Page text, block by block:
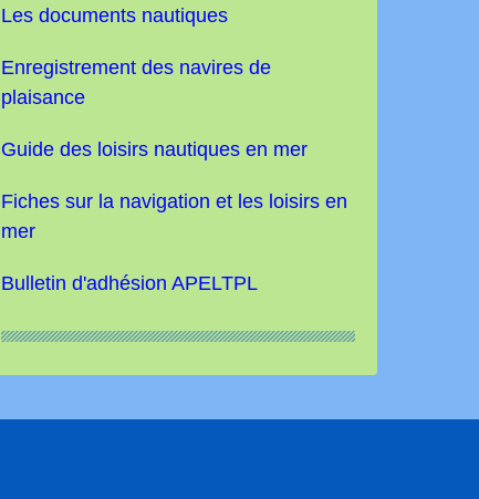
Les documents nautiques
Enregistrement des navires de
plaisance
Guide des loisirs nautiques en mer
Fiches sur la navigation et les loisirs en
mer
Bulletin d'adhésion APELTPL